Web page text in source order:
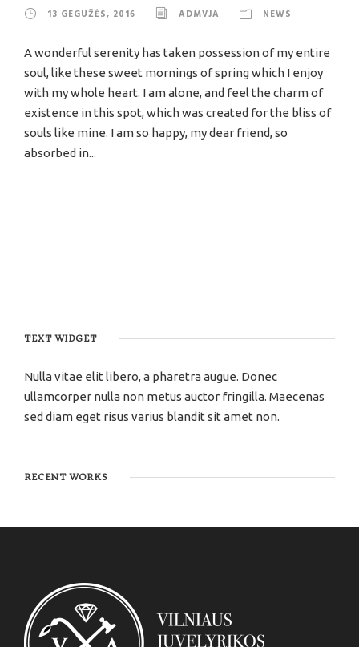
13 GEGUŽĖS, 2016 ADMVJA NEWS
A wonderful serenity has taken possession of my entire
soul, like these sweet mornings of spring which I enjoy
with my whole heart. I am alone, and feel the charm of
existence in this spot, which was created for the bliss of
souls like mine. I am so happy, my dear friend, so
absorbed in...
TEXT WIDGET
Nulla vitae elit libero, a pharetra augue. Donec
ullamcorper nulla non metus auctor fringilla. Maecenas
sed diam eget risus varius blandit sit amet non.
RECENT WORKS